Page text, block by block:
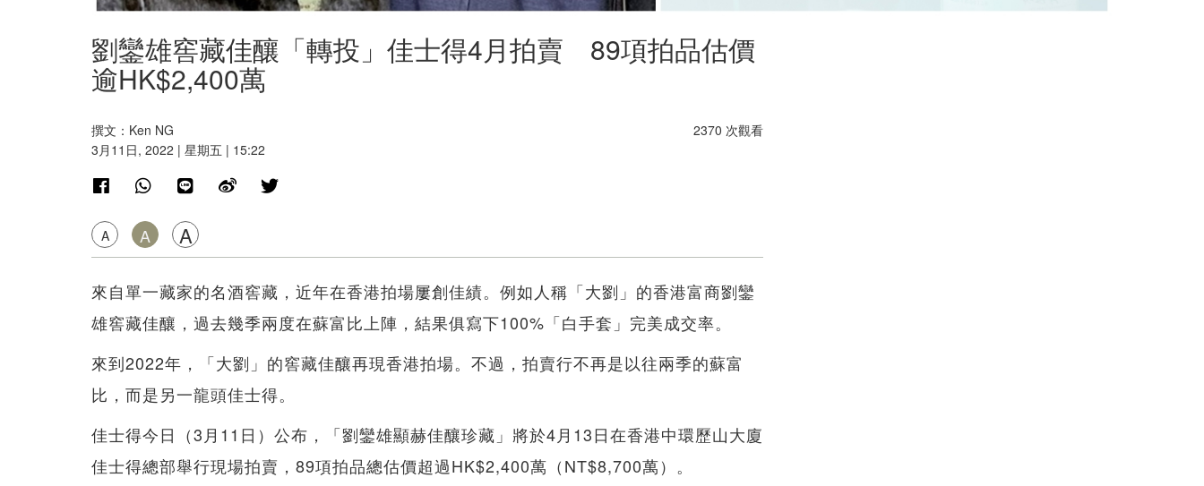
劉鑾雄窖藏佳釀「轉投」佳士得4月拍賣 89項拍品估價
逾HK$2,400萬
撰文：Ken NG
3月11日, 2022 | 星期五 | 15:22
A A A
2370 次觀看
來自單一藏家的名酒窖藏，近年在香港拍場屢創佳績。例如人稱「大劉」的香港富商劉鑾
雄窖藏佳釀，過去幾季兩度在蘇富比上陣，結果俱寫下100%「白手套」完美成交率。
來到2022年，「大劉」的窖藏佳釀再現香港拍場。不過，拍賣行不再是以往兩季的蘇富
比，而是另一龍頭佳士得。
佳士得今日（3月11日）公布，「劉鑾雄顯赫佳釀珍藏」將於4月13日在香港中環歷山大廈
佳士得總部舉行現場拍賣，89項拍品總估價超過HK$2,400萬（NT$8,700萬）。